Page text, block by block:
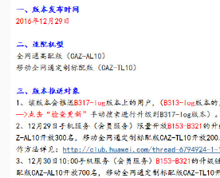
普
体
验
专